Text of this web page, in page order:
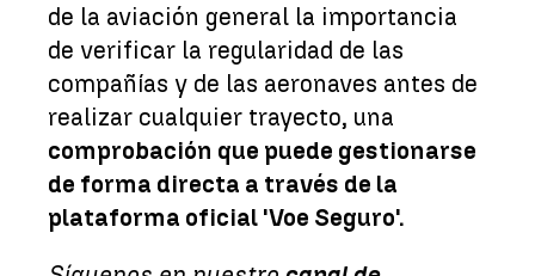
de la aviación general la importancia
de verificar la regularidad de las
compañías y de las aeronaves antes de
realizar cualquier trayecto, una
comprobación que puede gestionarse
de forma directa a través de la
plataforma oficial 'Voe Seguro'.